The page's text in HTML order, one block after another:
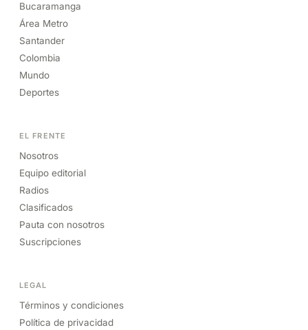
Bucaramanga
Área Metro
Santander
Colombia
Mundo
Deportes
EL FRENTE
Nosotros
Equipo editorial
Radios
Clasificados
Pauta con nosotros
Suscripciones
LEGAL
Términos y condiciones
Política de privacidad